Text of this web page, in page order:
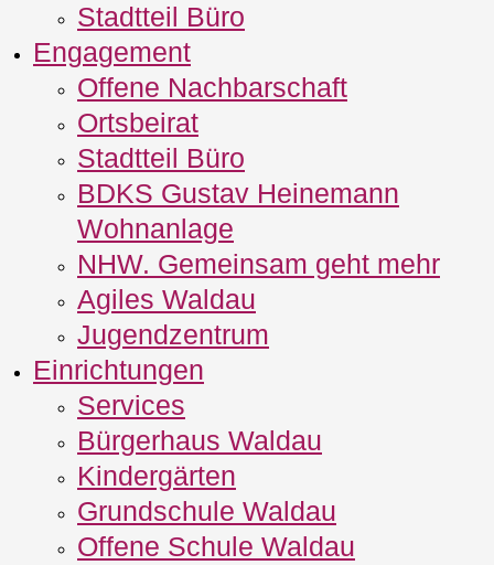
Stadtteil Büro
Engagement
Offene Nachbarschaft
Ortsbeirat
Stadtteil Büro
BDKS Gustav Heinemann
Wohnanlage
NHW. Gemeinsam geht mehr
Agiles Waldau
Jugendzentrum
Einrichtungen
Services
Bürgerhaus Waldau
Kindergärten
Grundschule Waldau
Offene Schule Waldau